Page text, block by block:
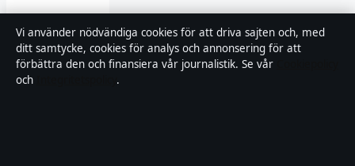
© 2026 Motpol
Vi använder nödvändiga cookies för att driva sajten och, med
ditt samtycke, cookies för analys och annonsering för att
förbättra den och finansiera vår journalistik. Se vår
och
.